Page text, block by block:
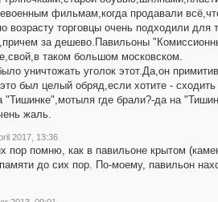
фильмам,когда продавали
возрасту торговцы очень подходили
за дешево.Павильоны
таком большом московском.
уничтожать уголок этот.Да,он
был целый обряд,если хотите -
"Тишинке",мотыля где брали?-да на
жаль.
2017, 13:36
пор помню, как в павильоне крытом
до сих пор. По-моему, павильон